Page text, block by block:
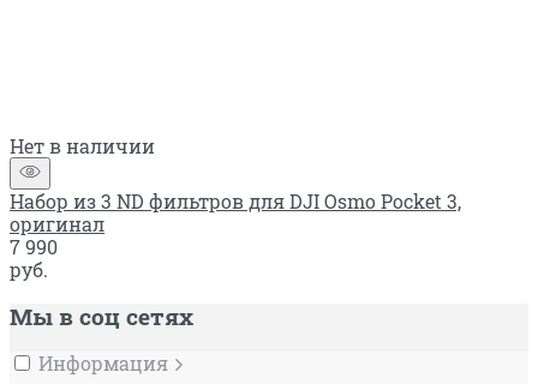
Нет в наличии
Набор из 3 ND фильтров для DJI Osmo Pocket 3,
оригинал
7 990
руб.
Мы в соц сетях
Информация